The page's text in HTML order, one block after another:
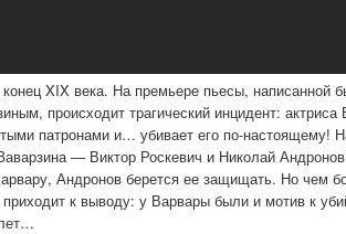
конец XIX века. На премьере пьесы, написанной
происходит трагический инцидент:
патронами и… убивает его по-настоящему!
— Виктор Роскевич и Николай
Андронов берется ее защищать. Но чем
к выводу: у Варвары были и мотив к